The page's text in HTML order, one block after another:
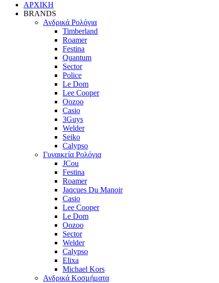
ΑΡΧΙΚΗ
BRANDS
Ανδρικά Ρολόγια
Timberland
Roamer
Festina
Quantum
Sector
Police
Le Dom
Lee Cooper
Oozoo
Casio
3Guys
Welder
Seiko
Calypso
Γυναικεία Ρολόγια
JCou
Festina
Roamer
Jaqcues Du Manoir
Casio
Lee Cooper
Le Dom
Oozoo
Sector
Welder
Calypso
Elixa
Michael Kors
Ανδρικά Κοσμήματα